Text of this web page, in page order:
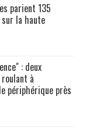
parient 135
la haute
: deux
à
périphérique près